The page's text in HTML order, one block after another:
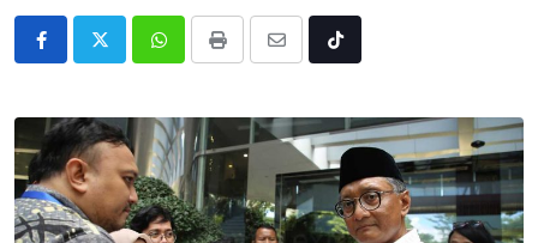
WhatsappPrint
Share
Tiktok